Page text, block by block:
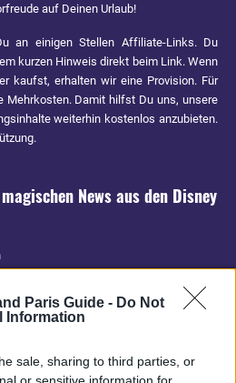
Paris Guide - Do Not
Information
sale, sharing to third parties, or
auf Deinen Urlaub!
an einigen Stellen Affiliate-Links. Du
kurzen Hinweis direkt beim Link. Wenn
kaufst, erhalten wir eine Provision. Für
Mehrkosten. Damit hilfst Du uns, unsere
weiterhin kostenlos anzubieten.
News aus den Disney